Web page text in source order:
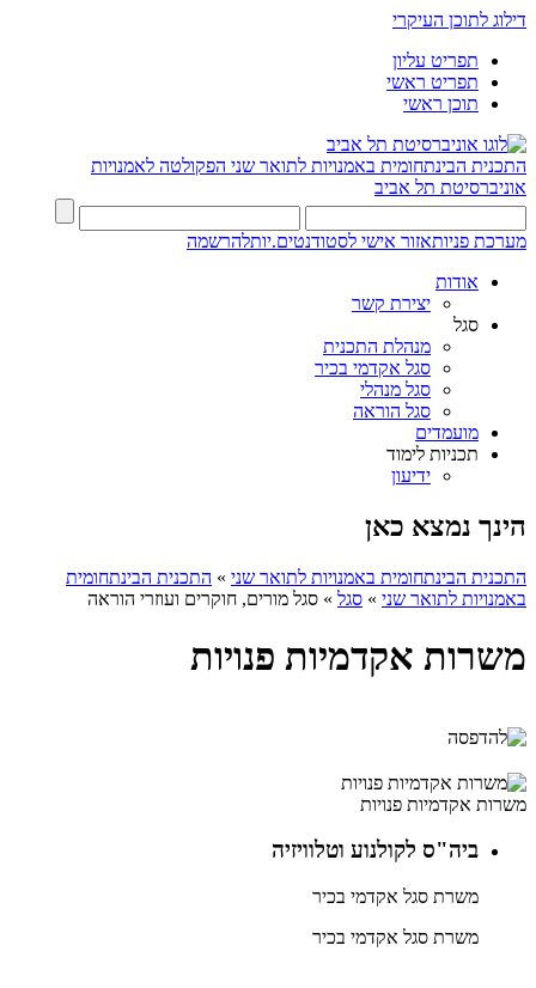
דילוג לתוכן העיקרי
תפריט עליון
תפריט ראשי
תוכן ראשי
התכנית הבינתחומית באמנויות לתואר שני הפקולטה לאמנויות
אוניברסיטת תל אביב
מערכת פניותאזור אישי לסטודנטים.יותלהרשמה
אודות
יצירת קשר
סגל
מנהלת התכנית
סגל אקדמי בכיר
סגל מנהלי
סגל הוראה
מועמדים
תכניות לימוד
ידיעון
הינך נמצא כאן
התכנית הבינתחומית באמנויות לתואר שני » התכנית הבינתחומית
באמנויות לתואר שני » סגל » סגל מורים, חוקרים ועוזרי הוראה
משרות אקדמיות פנויות
משרות אקדמיות פנויות
ביה"ס לקולנוע וטלוויזיה
משרת סגל אקדמי בכיר
משרת סגל אקדמי בכיר